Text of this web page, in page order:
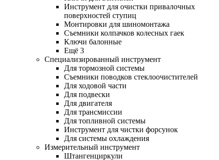
Инструмент для очистки привалочных
поверхностей ступиц
Монтировки для шиномонтажа
Съемники колпачков колесных гаек
Ключи балонные
Ещё 3
Специализированный инструмент
Для тормозной системы
Съемники поводков стеклоочистителей
Для ходовой части
Для подвески
Для двигателя
Для трансмиссии
Для топливной системы
Инструмент для чистки форсунок
Для системы охлаждения
Измерительный инструмент
Штангенциркули